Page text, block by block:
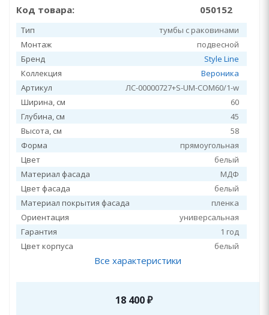
Код товара: 050152
Тип
тумбы с раковинами
Монтаж
подвесной
Бренд
Style Line
Коллекция
Вероника
Артикул
ЛС-00000727+S-UM-COM60/1-w
Ширина, см
60
Глубина, см
45
Высота, см
58
Форма
прямоугольная
Цвет
белый
Материал фасада
МДФ
Цвет фасада
белый
Материал покрытия фасада
пленка
Ориентация
универсальная
Гарантия
1 год
Цвет корпуса
белый
Все характеристики
18 400₽